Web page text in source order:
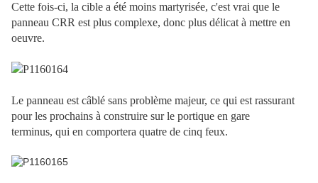
Cette fois-ci, la cible a été moins martyrisée, c'est vrai que le
panneau CRR est plus complexe, donc plus délicat à mettre en
oeuvre.
Le panneau est câblé sans problème majeur, ce qui est rassurant
pour les prochains à construire sur le portique en gare
terminus, qui en comportera quatre de cinq feux.